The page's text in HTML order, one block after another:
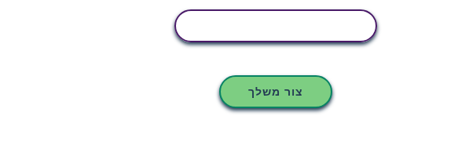
צור משלך